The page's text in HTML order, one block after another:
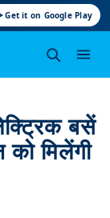
Get it on Google Play
बसें
को मिलेंगी